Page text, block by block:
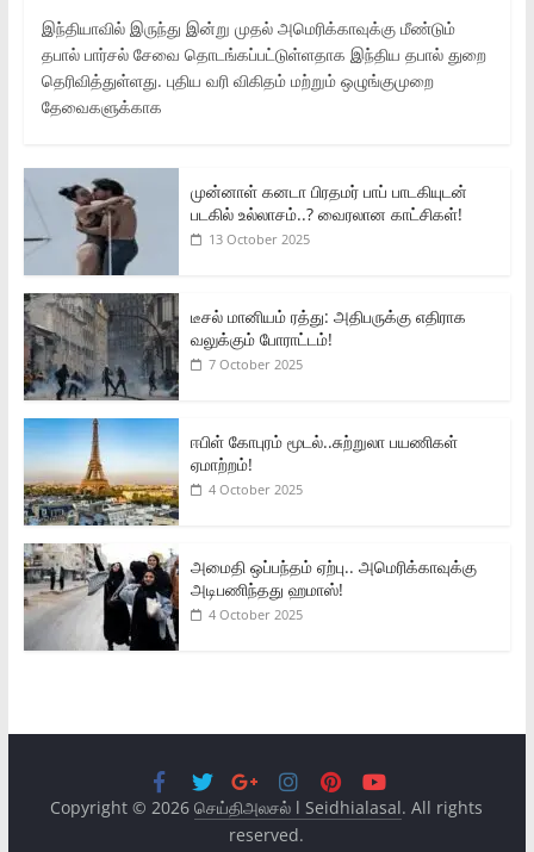
இந்தியாவில் இருந்து இன்று முதல் அமெரிக்காவுக்கு மீண்டும்
தபால் பார்சல் சேவை தொடங்கப்பட்டுள்ளதாக இந்திய தபால் துறை
தெரிவித்துள்ளது. புதிய வரி விகிதம் மற்றும் ஒழுங்குமுறை
தேவைகளுக்காக
முன்னாள் கனடா பிரதமர் பாப் பாடகியுடன்
படகில் உல்லாசம்..? வைரலான காட்சிகள்!
13 October 2025
டீசல் மானியம் ரத்து: அதிபருக்கு எதிராக
வலுக்கும் போராட்டம்!
7 October 2025
ஈபிள் கோபுரம் மூடல்..சுற்றுலா பயணிகள்
ஏமாற்றம்!
4 October 2025
அமைதி ஒப்பந்தம் ஏற்பு.. அமெரிக்காவுக்கு
அடிபணிந்தது ஹமாஸ்!
4 October 2025
Copyright © 2026செய்திஅலசல் l Seidhialasal. All rights
reserved.